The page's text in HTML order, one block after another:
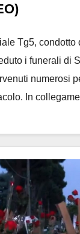
Tg5, condotto
i funerali di
numerosi
In